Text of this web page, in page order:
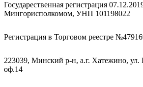
Государественная регистрация
Мингорисполкомом, УНП 101198022
Регистрация в Торговом реестре
223039, Минский р-н, а.г. Хатежино, ул.
оф.14